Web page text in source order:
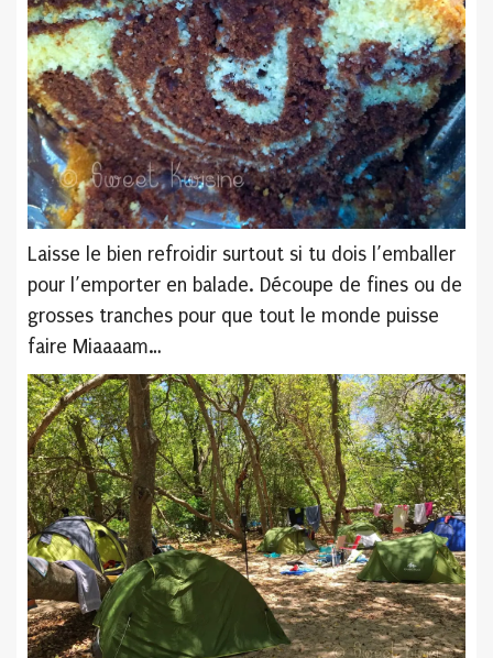
Laisse le bien refroidir surtout si tu dois l’emballer
pour l’emporter en balade. Découpe de fines ou de
grosses tranches pour que tout le monde puisse
faire Miaaaam…